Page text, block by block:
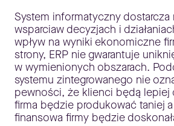
System informatyczny dostarcza
wsparciaw decyzjach i
wpływ na wyniki ekonomiczne
strony, ERP nie gwarantuje
w wymienionych obszarach.
systemu zintegrowanego nie
pewności, że klienci będą lepiej
firma będzie produkować taniej
finansowa firmy będzie